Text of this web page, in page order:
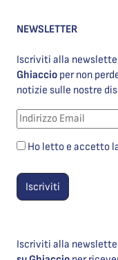
NEWSLETTER
Iscriviti alla
Ghiaccio per non
notizie sulle nostre
Ho letto e accetto
Iscriviti alla